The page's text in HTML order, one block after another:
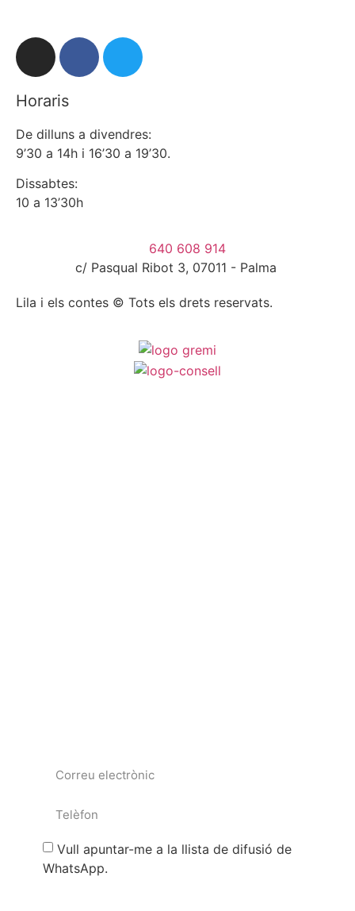
Horaris
De dilluns a divendres:
9’30 a 14h i 16’30 a 19’30.
Dissabtes:
10 a 13’30h
640 608 914
c/ Pasqual Ribot 3, 07011 - Palma
Lila i els contes © Tots els drets reservats.
Vull apuntar-me a la llista de difusió de
WhatsApp.